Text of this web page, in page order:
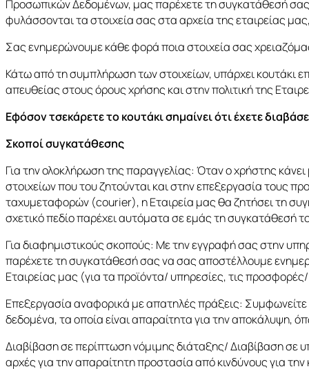
Προσωπικών Δεδομένων, μας παρέχετε τη συγκατάθεσή
φυλάσσονται τα στοιχεία σας στα αρχεία της εταιρείας
Σας ενημερώνουμε κάθε φορά ποια στοιχεία σας
Κάτω από τη συμπλήρωση των στοιχείων, υπάρχει κουτάκι
απευθείας στους όρους χρήσης και στην πολιτική της
Εφόσον τσεκάρετε το κουτάκι σημαίνει ότι έχετε
Σκοποί συγκατάθεσης
Για την ολοκλήρωση της παραγγελίας: Όταν ο χρήστης
στοιχείων που του ζητούνται και στην επεξεργασία τους
ταχυμεταφορών (courier), η Εταιρεία μας θα ζητήσει τη
σχετικό πεδίο παρέχει αυτόματα σε εμάς τη συγκατάθεσή
Για διαφημιστικούς σκοπούς: Με την εγγραφή σας στην
παρέχετε τη συγκατάθεσή σας να σας αποστέλλουμε
Εταιρείας μας (για τα προϊόντα/ υπηρεσίες, τις
Επεξεργασία αναφορικά με απατηλές πράξεις: Συμφωνείτε
δεδομένα, τα οποία είναι απαραίτητα για την αποκάλυψη,
Διαβίβαση σε περίπτωση νόμιμης διάταξης/ Διαβίβαση σε
αρχές για την απαραίτητη προστασία από κινδύνους για